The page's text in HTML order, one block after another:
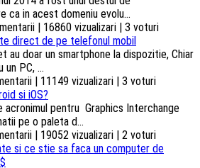
ca in acest domeniu evolu...
| 16860 vizualizari | 3 voturi
direct de pe telefonul mobil
au doar un smartphone la dispozitie, Chiar
PC, ...
| 11149 vizualizari | 3 voturi
si iOS?
acronimul pentru Graphics Interchange
pe o paleta d...
| 19052 vizualizari | 2 voturi
si ce stie sa faca un computer de